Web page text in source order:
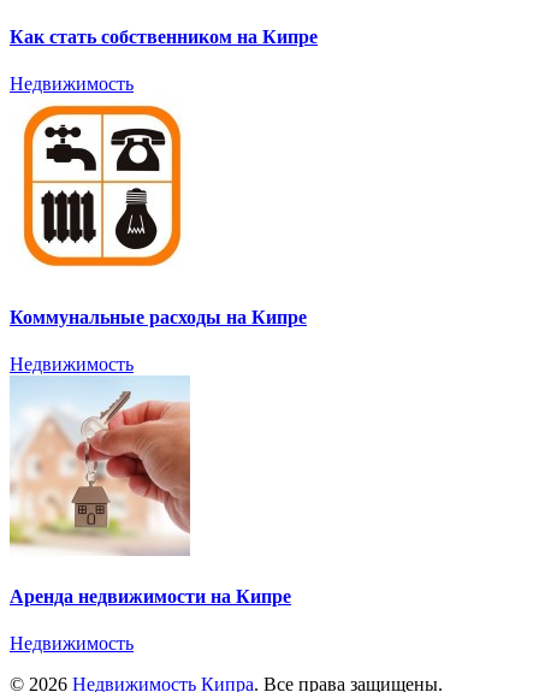
Как стать собственником на Кипре
Недвижимость
Коммунальные расходы на Кипре
Недвижимость
Аренда недвижимости на Кипре
Недвижимость
© 2026 Недвижимость Кипра. Все права защищены.